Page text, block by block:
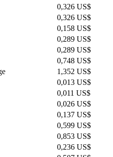
0,326 US$
0,326 US$
0,158 US$
0,289 US$
0,289 US$
0,748 US$
1,352 US$
0,013 US$
0,011 US$
0,026 US$
0,137 US$
0,599 US$
0,853 US$
0,236 US$